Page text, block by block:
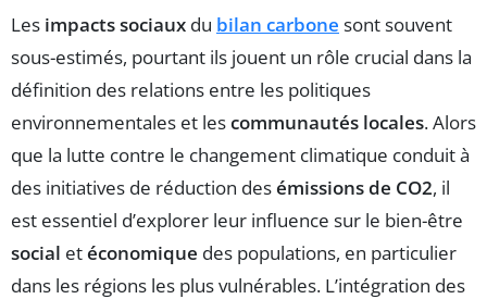
Les impacts sociaux du bilan carbone sont souvent
sous-estimés, pourtant ils jouent un rôle crucial dans la
définition des relations entre les politiques
environnementales et lescommunautés locales. Alors
que la lutte contre le changement climatique conduit à
des initiatives de réduction desémissions de CO2, il
est essentiel d’explorer leur influence sur le bien-être
social etéconomique des populations, en particulier
dans les régions les plus vulnérables. L’intégration des